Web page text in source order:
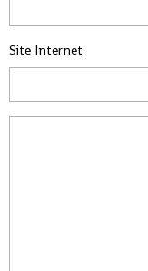
Site Internet